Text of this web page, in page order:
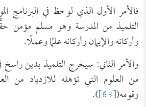
فالأمر الأول الذي لوحظ في البرنامج
التلميذ من المدرسة وهو مسلم مؤمن
وأركانه والإيمان وأركانه علمًا وعملًا.
والأمر الثاني: سيخرج التلميذ بدين
من العلوم التي تؤهله للازدياد من
وقومه([63]
).